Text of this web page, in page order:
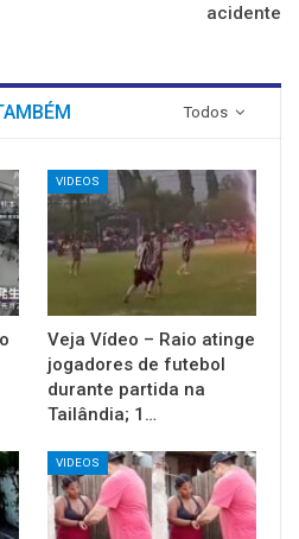
acidente
Todos
VIDEOS
Veja Vídeo – Raio atinge
jogadores de futebol
durante partida na
Tailândia; 1…
VIDEOS